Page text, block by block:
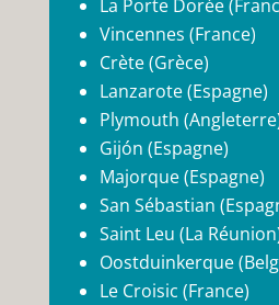
La Porte Dorée
Vincennes (France)
Crète (Grèce)
Lanzarote (Espagne)
Plymouth
Gijón (Espagne)
Majorque (Espagne)
San Sébastian
Saint Leu (La
Oostduinkerque
Le Croisic (France)